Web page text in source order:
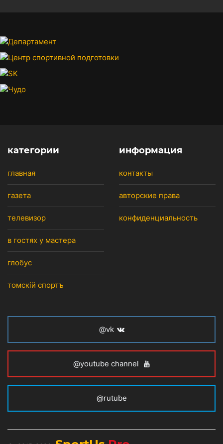
категории
главная
газета
телевизор
в гостях у мастера
глобус
томскiй спортъ
информация
контакты
авторские права
конфиденциальность
@vk
@youtube channel
@rutube